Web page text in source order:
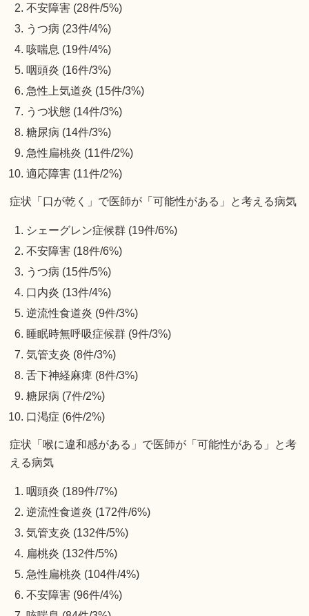
不安障害 (28件/5%)
うつ病 (23件/4%)
咳喘息 (19件/4%)
咽頭炎 (16件/3%)
急性上気道炎 (15件/3%)
うつ状態 (14件/3%)
糖尿病 (14件/3%)
急性扁桃炎 (11件/2%)
適応障害 (11件/2%)
症状「口が乾く」で医師が「可能性がある」と考える病気
シェーグレン症候群 (19件/6%)
不安障害 (18件/6%)
うつ病 (15件/5%)
口内炎 (13件/4%)
逆流性食道炎 (9件/3%)
睡眠時無呼吸症候群 (9件/3%)
気管支炎 (8件/3%)
舌下神経麻痺 (8件/3%)
糖尿病 (7件/2%)
口渇症 (6件/2%)
症状「喉に違和感がある」で医師が「可能性がある」と考
える病気
咽頭炎 (189件/7%)
逆流性食道炎 (172件/6%)
気管支炎 (132件/5%)
扁桃炎 (132件/5%)
急性扁桃炎 (104件/4%)
不安障害 (96件/4%)